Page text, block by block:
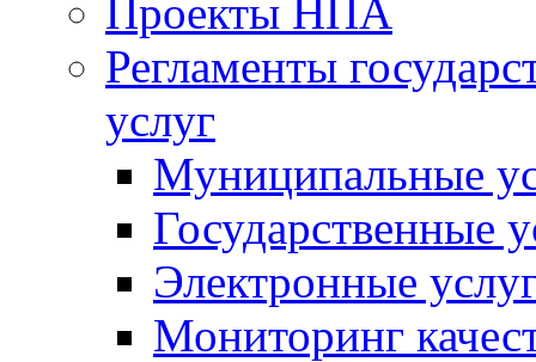
Проекты НПА
Регламенты
услуг
Муниципальные
Государственные
Электронные
Мониторинг